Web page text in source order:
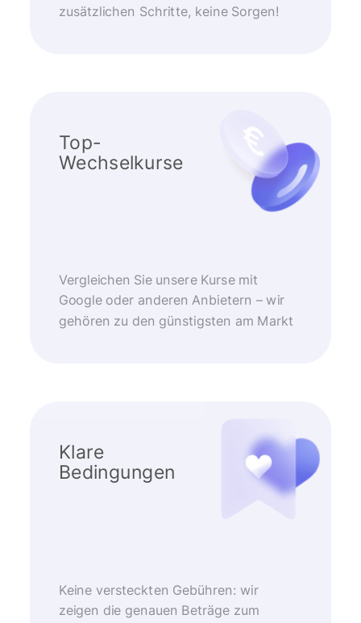
zusätzlichen Schritte, keine Sorgen!
Top-
Wechselkurse
Vergleichen Sie unsere Kurse mit
Google oder anderen Anbietern – wir
gehören zu den günstigsten am Markt
Klare
Bedingungen
Keine versteckten Gebühren: wir
zeigen die genauen Beträge zum